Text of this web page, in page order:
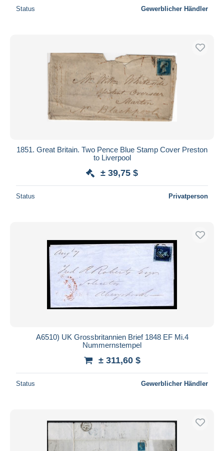
Status Gewerblicher Händler
1851. Great Britain. Two Pence Blue Stamp Cover Preston
to Liverpool
± 39,75 $
Status Privatperson
A6510) UK Grossbritannien Brief 1848 EF Mi.4
Nummernstempel
± 311,60 $
Status Gewerblicher Händler